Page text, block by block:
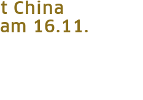
China
16.11.